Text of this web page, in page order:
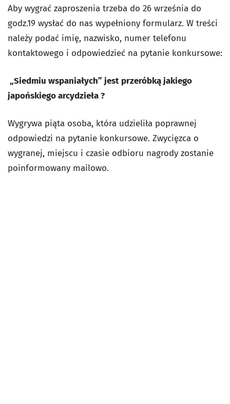
Aby wygrać zaproszenia trzeba do 26 września do
godz.19 wysłać do nas wypełniony formularz. W treści
należy podać imię, nazwisko, numer telefonu
kontaktowego i odpowiedzieć na pytanie konkursowe:
„Siedmiu wspaniałych” jest przeróbką jakiego
japońskiego arcydzieła ?
Wygrywa piąta osoba, która udzieliła poprawnej
odpowiedzi na pytanie konkursowe. Zwycięzca o
wygranej, miejscu i czasie odbioru nagrody zostanie
poinformowany mailowo.